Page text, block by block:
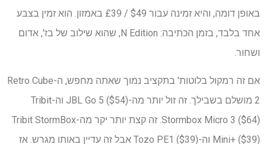
באופן דומה, והיא זמינה עבור $49 / £39 באמזון. הוא זמין בצבע
אחד בלבד, בזמן הכתיבה: N Edition, שהוא שילוב של בז', אדום
ושחור.
אם זה רמקול בלוטות' בתקציב נמוך שאתה מחפש, ה-Retro Cube
2 מושלם בשבילך. זה זול יותר מה-JBL Go 5 ($54) וה-Tribit
Stormbox Micro 3 ($64). זה קצת יותר יקר מה-Tribit StormBox
Mini+ ($39) וה-Tozo PE1 ($39) אבל זה עדיין באותו מגרש. אז